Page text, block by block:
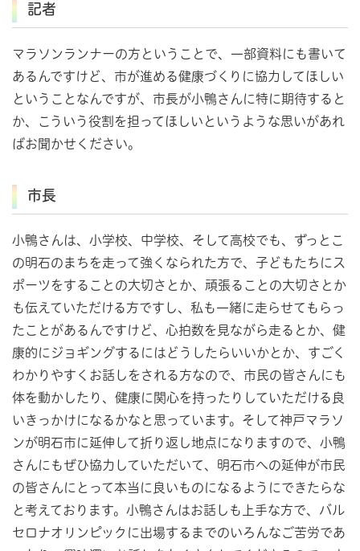
記者
マラソンランナーの方ということで、一部資料にも書いて
あるんですけど、市が進める健康づくりに協力してほしい
ということなんですが、市長が小鴨さんに特に期待すると
か、こういう役割を担ってほしいというような思いがあれ
ばお聞かせください。
市長
小鴨さんは、小学校、中学校、そして高校でも、ずっとこ
の明石のまちを走って強くなられた方で、子どもたちにス
ポーツをすることの大切さとか、頑張ることの大切さとか
も伝えていただける方ですし、私も一緒に走らせてもらっ
たことがあるんですけど、心拍数を見ながら走るとか、健
康的にジョギングするにはどうしたらいいかとか、すごく
わかりやすくお話しをされる方なので、市民の皆さんにも
体を動かしたり、健康に関心を持ったりしていただける良
いきっかけになるかなと思っています。そして神戸マラソ
ンが明石市に延伸して折り返し地点になりますので、小鴨
さんにもぜひ協力していただいて、明石市への延伸が市民
の皆さんにとって本当に良いものになるようにできたらな
と考えております。小鴨さんはお話しも上手な方で、バル
セロナオリンピックに出場するまでのいろんなご苦労であ